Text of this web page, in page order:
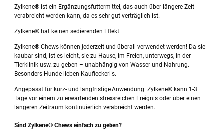
Zylkene® ist ein Ergänzungsfuttermittel, das auch über längere Zeit
verabreicht werden kann, da es sehr gut verträglich ist.
Zylkene® hat keinen sedierenden Effekt.
Zylkene® Chews können jederzeit und überall verwendet werden! Da sie
kaubar sind, ist es leicht, sie zu Hause, im Freien, unterwegs, in der
Tierklinik usw. zu geben – unabhängig von Wasser und Nahrung.
Besonders Hunde lieben Kaufleckerlis.
Angepasst für kurz- und langfristige Anwendung: Zylkene® kann 1-3
Tage vor einem zu erwartenden stressreichen Ereignis oder über einen
längeren Zeitraum kontinuierlich verabreicht werden.
Sind Zylkene® Chews einfach zu geben?